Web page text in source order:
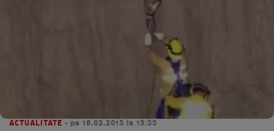
ACTUALITATE • pe 18.02.2015 la 13:55